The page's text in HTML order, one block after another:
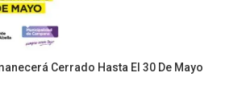
Cerrado Hasta El 30 De Mayo